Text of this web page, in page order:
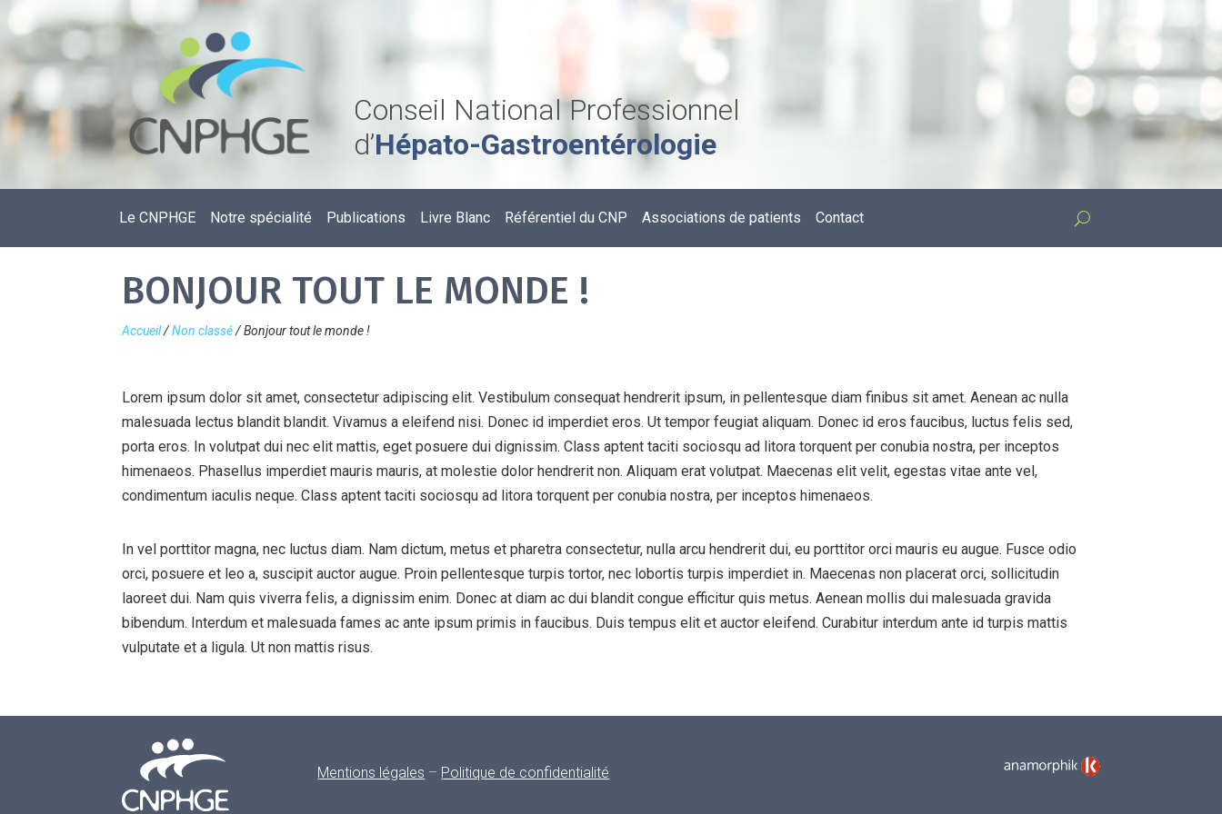
Conseil National Professionnel
d’Hépato-Gastroentérologie
Le CNPHGE Notre spécialité Publications Livre Blanc Référentiel du CNP Associations de patients Contact
BONJOUR TOUT LE MONDE !
Accueil/Non classé/Bonjour tout le monde !
Lorem ipsum dolor sit amet, consectetur adipiscing elit. Vestibulum consequat hendrerit ipsum, in pellentesque diam finibus sit amet. Aenean ac nulla
malesuada lectus blandit blandit. Vivamus a eleifend nisi. Donec id imperdiet eros. Ut tempor feugiat aliquam. Donec id eros faucibus, luctus felis sed,
porta eros. In volutpat dui nec elit mattis, eget posuere dui dignissim. Class aptent taciti sociosqu ad litora torquent per conubia nostra, per inceptos
himenaeos. Phasellus imperdiet mauris mauris, at molestie dolor hendrerit non. Aliquam erat volutpat. Maecenas elit velit, egestas vitae ante vel,
condimentum iaculis neque. Class aptent taciti sociosqu ad litora torquent per conubia nostra, per inceptos himenaeos.
In vel porttitor magna, nec luctus diam. Nam dictum, metus et pharetra consectetur, nulla arcu hendrerit dui, eu porttitor orci mauris eu augue. Fusce odio
orci, posuere et leo a, suscipit auctor augue. Proin pellentesque turpis tortor, nec lobortis turpis imperdiet in. Maecenas non placerat orci, sollicitudin
laoreet dui. Nam quis viverra felis, a dignissim enim. Donec at diam ac dui blandit congue efficitur quis metus. Aenean mollis dui malesuada gravida
bibendum. Interdum et malesuada fames ac ante ipsum primis in faucibus. Duis tempus elit et auctor eleifend. Curabitur interdum ante id turpis mattis
vulputate et a ligula. Ut non mattis risus.
Mentions légales – Politique de confidentialité